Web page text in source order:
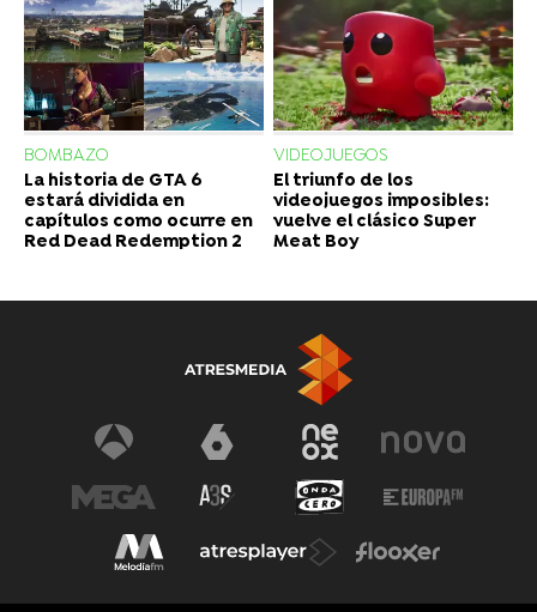
BOMBAZO
La historia de GTA 6
estará dividida en
capítulos como ocurre en
Red Dead Redemption 2
VIDEOJUEGOS
El triunfo de los
videojuegos imposibles:
vuelve el clásico Super
Meat Boy